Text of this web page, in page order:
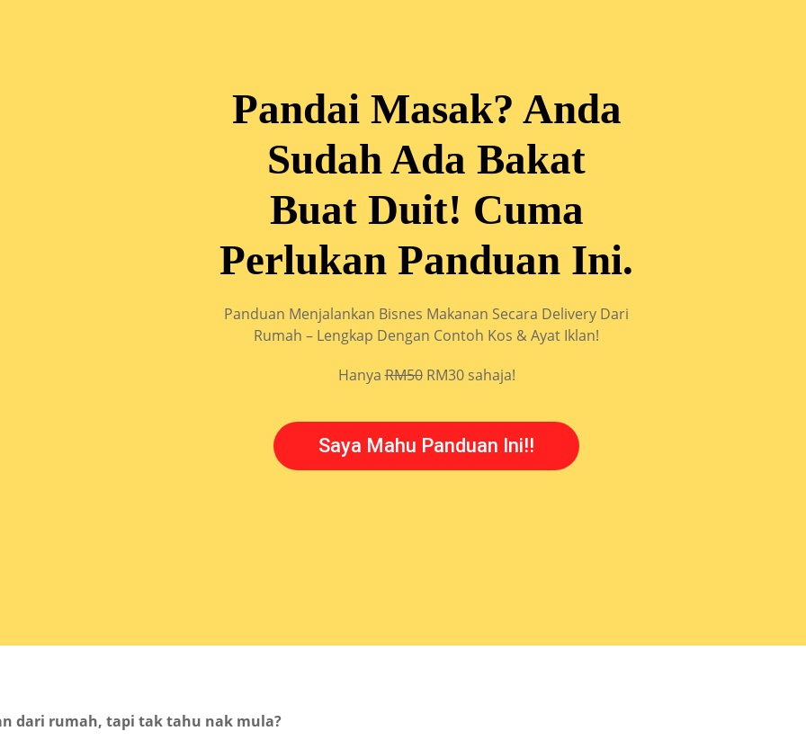
Pandai Masak? Anda
Sudah Ada Bakat
Buat Duit! Cuma
Perlukan Panduan Ini.
Panduan Menjalankan Bisnes Makanan Secara Delivery Dari
Rumah – Lengkap Dengan Contoh Kos & Ayat Iklan!
HanyaRM50RM30 sahaja!
Saya Mahu Panduan Ini!!
dari rumah, tapi tak tahu nak mula?